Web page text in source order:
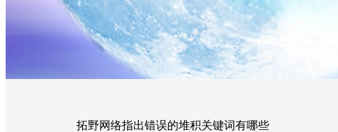
拓野网络指出错误的堆积关键词有哪些